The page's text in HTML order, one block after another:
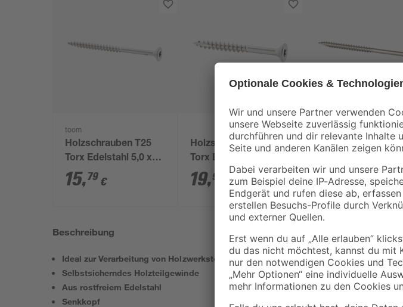
toom
Holzschrauben T25
Torx Edelstahl 5,0 x
70 mm 30 Stück
15,79 €
Holzschrauben T25
Torx Edelstahl 5,0 x
50 mm 50 Stück
19,99 €
Holzschrauben T25
80 mm 25 Stück
14,49€
Beschreibung
Ideal zur Verarbeitung von Holzwerkstoffen
Selbstsicherndes Holzteilgewinde
Aus rostfreiem Edelstahl
Senkkopf